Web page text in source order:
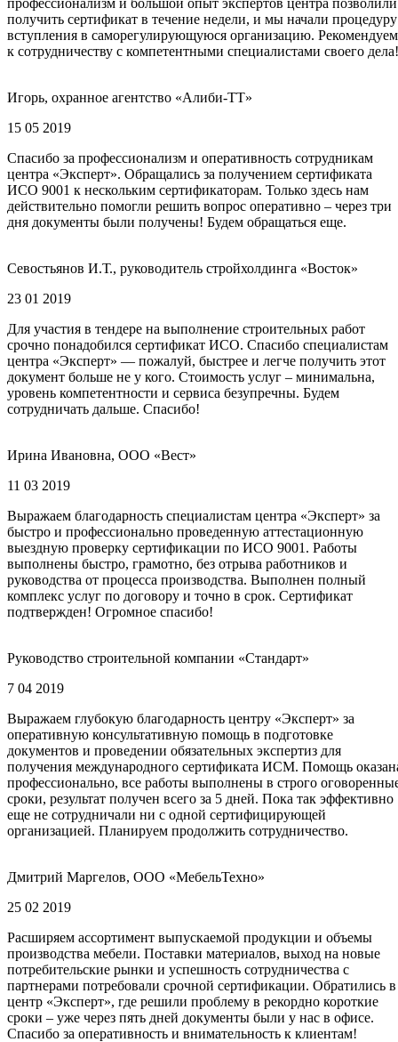
получить сертификат в течение недели, и мы начали процедуру
вступления в саморегулирующуюся организацию. Рекомендуем
к сотрудничеству с компетентными специалистами своего дела!
Игорь, охранное агентство «Алиби-ТТ»
15 05 2019
Спасибо за профессионализм и оперативность сотрудникам
центра «Эксперт». Обращались за получением сертификата
ИСО 9001 к нескольким сертификаторам. Только здесь нам
действительно помогли решить вопрос оперативно – через три
дня документы были получены! Будем обращаться еще.
Севостьянов И.Т., руководитель стройхолдинга «Восток»
23 01 2019
Для участия в тендере на выполнение строительных работ
срочно понадобился сертификат ИСО. Спасибо специалистам
центра «Эксперт» — пожалуй, быстрее и легче получить этот
документ больше не у кого. Стоимость услуг – минимальна,
уровень компетентности и сервиса безупречны. Будем
сотрудничать дальше. Спасибо!
Ирина Ивановна, ООО «Вест»
11 03 2019
Выражаем благодарность специалистам центра «Эксперт» за
быстро и профессионально проведенную аттестационную
выездную проверку сертификации по ИСО 9001. Работы
выполнены быстро, грамотно, без отрыва работников и
руководства от процесса производства. Выполнен полный
комплекс услуг по договору и точно в срок. Сертификат
подтвержден! Огромное спасибо!
Руководство строительной компании «Стандарт»
7 04 2019
Выражаем глубокую благодарность центру «Эксперт» за
оперативную консультативную помощь в подготовке
документов и проведении обязательных экспертиз для
получения международного сертификата ИСМ. Помощь
профессионально, все работы выполнены в строго
сроки, результат получен всего за 5 дней. Пока так эффективно
еще не сотрудничали ни с одной сертифицирующей
организацией. Планируем продолжить сотрудничество.
Дмитрий Маргелов, ООО «МебельТехно»
25 02 2019
Расширяем ассортимент выпускаемой продукции и объемы
производства мебели. Поставки материалов, выход на новые
потребительские рынки и успешность сотрудничества с
партнерами потребовали срочной сертификации. Обратились в
центр «Эксперт», где решили проблему в рекордно короткие
сроки – уже через пять дней документы были у нас в офисе.
Спасибо за оперативность и внимательность к клиентам!